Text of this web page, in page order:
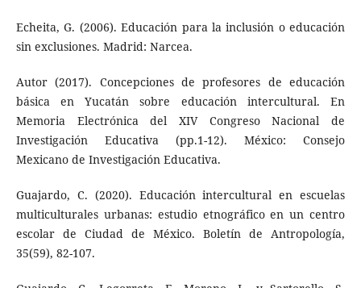
Echeita, G. (2006). Educación para la inclusión o educación
sin exclusiones. Madrid: Narcea.
Autor (2017). Concepciones de profesores de educación
básica en Yucatán sobre educación intercultural. En
Memoria Electrónica del XIV Congreso Nacional de
Investigación Educativa (pp.1-12). México: Consejo
Mexicano de Investigación Educativa.
Guajardo, C. (2020). Educación intercultural en escuelas
multiculturales urbanas: estudio etnográfico en un centro
escolar de Ciudad de México. Boletín de Antropología,
35(59), 82-107.